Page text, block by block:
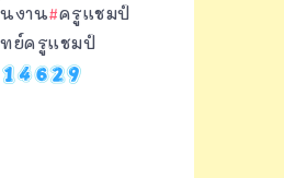
งาน ครูแชมป์
ย์ครูแชมป์